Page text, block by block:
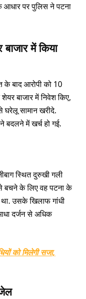
आधार पर पुलिस ने पटना
में किया
के बाद आरोपी को 10
बाजार में निवेश किए,
सामान खरीदे.
बदलने में खर्च हो गई.
स्थित दुरुखी गली
बचने के लिए वह पटना के
उसके खिलाफ गांधी
दर्जन से अधिक
को मिलेगी सजा,